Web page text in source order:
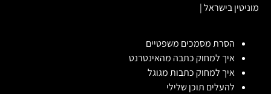
מוניטין בישראל|
הסרת מסמכים משפטיים
איך למחוק כתבה מהאינטרנט
איך למחוק כתבות מגוגל
להעלים תוכן שלילי